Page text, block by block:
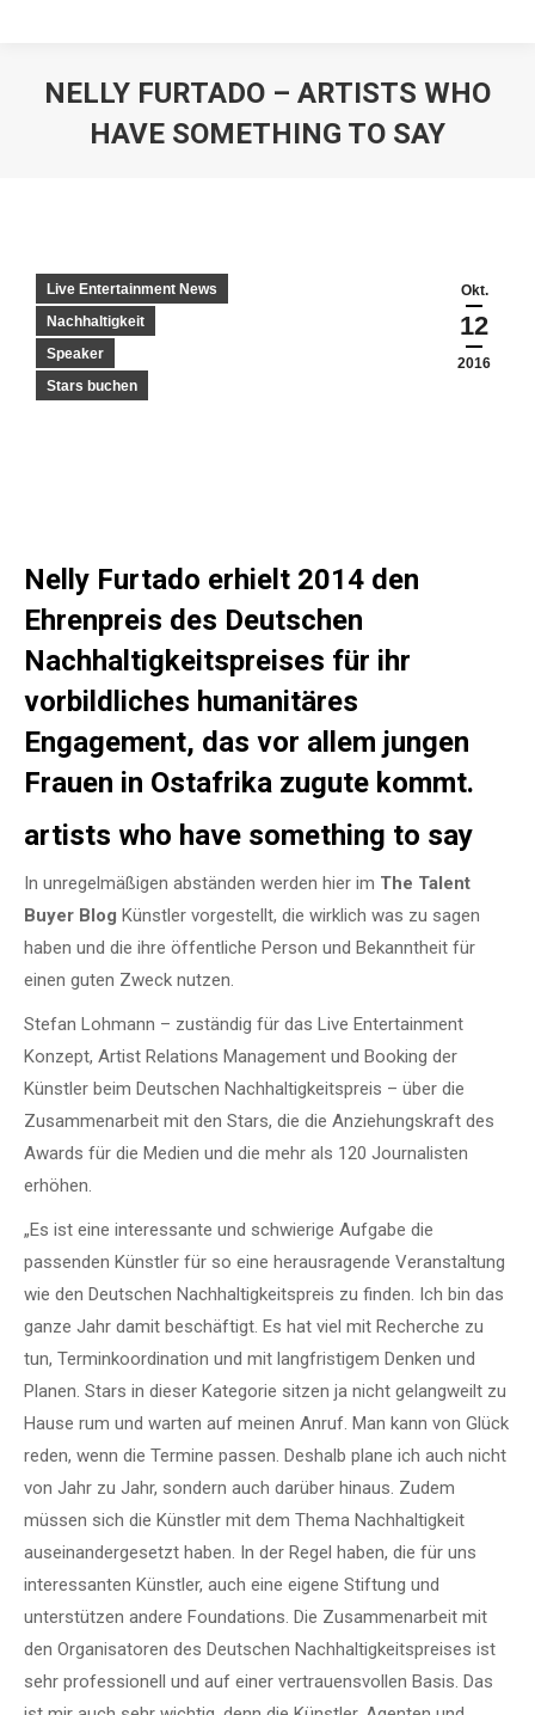
NELLY FURTADO – ARTISTS WHO
HAVE SOMETHING TO SAY
Okt.
12
2016
Live Entertainment News
Nachhaltigkeit
Speaker
Stars buchen
Nelly Furtado erhielt 2014 den
Ehrenpreis des Deutschen
Nachhaltigkeitspreises für ihr
vorbildliches humanitäres
Engagement, das vor allem jungen
Frauen in Ostafrika zugute kommt.
artists who have something to say
In unregelmäßigen abständen werden hier im The Talent
Buyer Blog Künstler vorgestellt, die wirklich was zu sagen
haben und die ihre öffentliche Person und Bekanntheit für
einen guten Zweck nutzen.
Stefan Lohmann – zuständig für das Live Entertainment
Konzept, Artist Relations Management und Booking der
Künstler beim Deutschen Nachhaltigkeitspreis – über die
Zusammenarbeit mit den Stars, die die Anziehungskraft des
Awards für die Medien und die mehr als 120 Journalisten
erhöhen.
„Es ist eine interessante und schwierige Aufgabe die
passenden Künstler für so eine herausragende Veranstaltung
wie den Deutschen Nachhaltigkeitspreis zu finden. Ich bin das
ganze Jahr damit beschäftigt. Es hat viel mit Recherche zu
tun, Terminkoordination und mit langfristigem Denken und
Planen. Stars in dieser Kategorie sitzen ja nicht gelangweilt zu
Hause rum und warten auf meinen Anruf. Man kann von Glück
reden, wenn die Termine passen. Deshalb plane ich auch nicht
von Jahr zu Jahr, sondern auch darüber hinaus. Zudem
müssen sich die Künstler mit dem Thema Nachhaltigkeit
auseinandergesetzt haben. In der Regel haben, die für uns
interessanten Künstler, auch eine eigene Stiftung und
unterstützen andere Foundations. Die Zusammenarbeit mit
den Organisatoren des Deutschen Nachhaltigkeitspreises ist
sehr professionell und auf einer vertrauensvollen Basis. Das